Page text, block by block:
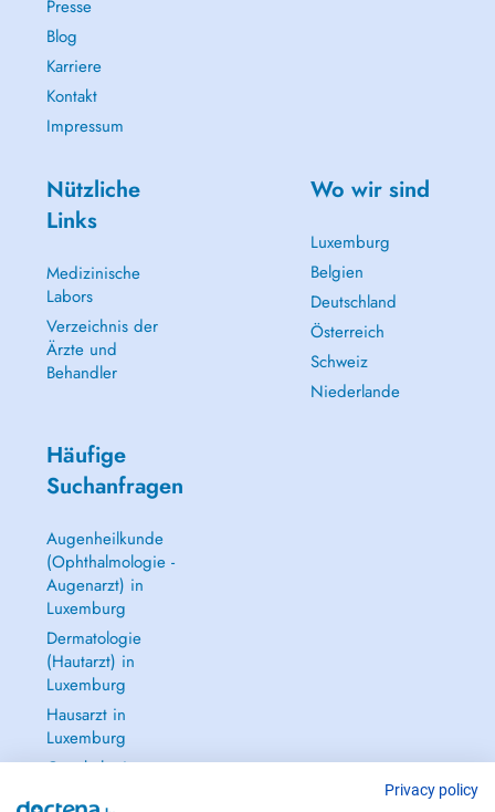
Presse
Blog
Karriere
Kontakt
Impressum
Nützliche
Links
Medizinische
Labors
Verzeichnis der
Ärzte und
Behandler
Wo wir sind
Luxemburg
Belgien
Deutschland
Österreich
Schweiz
Niederlande
Häufige
Suchanfragen
Augenheilkunde
(Ophthalmologie -
Augenarzt) in
Luxemburg
Dermatologie
(Hautarzt) in
Luxemburg
Hausarzt in
Luxemburg
Gynäkologie
Privacy policy